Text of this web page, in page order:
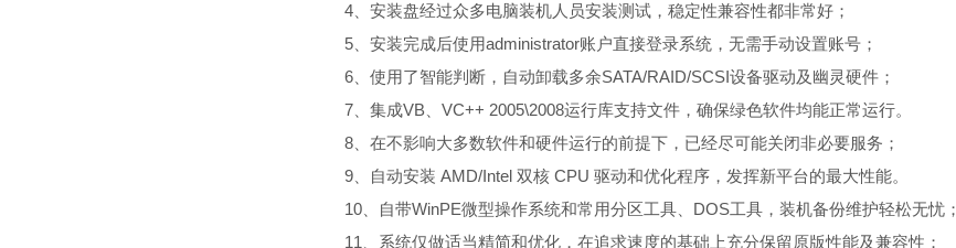
4、安装盘经过众多电脑装机人员安装测试，稳定性兼容性都非常好；
5、安装完成后使用administrator账户直接登录系统，无需手动设置账号；
6、使用了智能判断，自动卸载多余SATA/RAID/SCSI设备驱动及幽灵硬件；
7、集成VB、VC++ 2005\2008运行库支持文件，确保绿色软件均能正常运行。
8、在不影响大多数软件和硬件运行的前提下，已经尽可能关闭非必要服务；
9、自动安装 AMD/Intel 双核 CPU 驱动和优化程序，发挥新平台的最大性能。
10、自带WinPE微型操作系统和常用分区工具、DOS工具，装机备份维护轻松无忧；
11、系统仅做适当精简和优化，在追求速度的基础上充分保留原版性能及兼容性；